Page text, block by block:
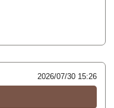
2026/07/30 15:26